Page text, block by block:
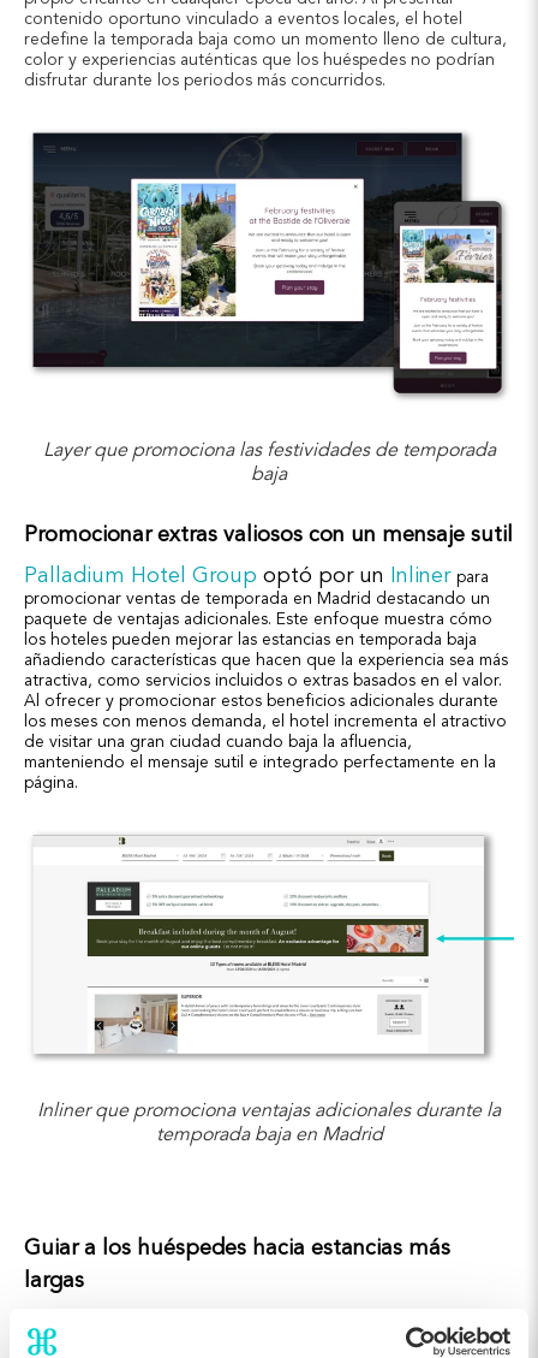
contenido oportuno vinculado a eventos locales, el hotel
redefine la temporada baja como un momento lleno de cultura,
color y experiencias auténticas que los huéspedes no podrían
disfrutar durante los periodos más concurridos.
Layer que promociona las festividades de temporada
baja
Promocionar extras valiosos con un mensaje sutil
Palladium Hotel Group optó por un Inliner para
promocionar ventas de temporada en Madrid destacando un
paquete de ventajas adicionales. Este enfoque muestra cómo
los hoteles pueden mejorar las estancias en temporada baja
añadiendo características que hacen que la experiencia sea más
atractiva, como servicios incluidos o extras basados en el valor.
Al ofrecer y promocionar estos beneficios adicionales durante
los meses con menos demanda, el hotel incrementa el atractivo
de visitar una gran ciudad cuando baja la afluencia,
manteniendo el mensaje sutil e integrado perfectamente en la
página.
Inliner que promociona ventajas adicionales durante la
temporada baja en Madrid
Guiar a los huéspedes hacia estancias más
largas
duración de la estancia, dirigiéndose a los usuarios en función